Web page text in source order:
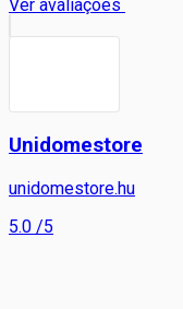
Ver avaliações
Unidomestore
unidomestore.hu
5.0 /5